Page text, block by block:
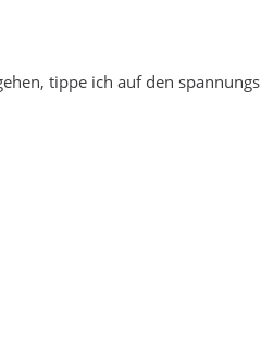
tippe ich auf den